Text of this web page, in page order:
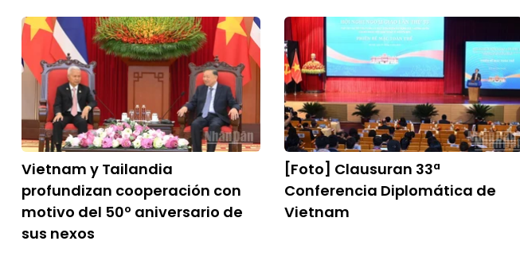
Vietnam y Tailandia
profundizan cooperación con
motivo del 50º aniversario de
sus nexos
[Foto] Clausuran 33ª
Conferencia Diplomática de
Vietnam